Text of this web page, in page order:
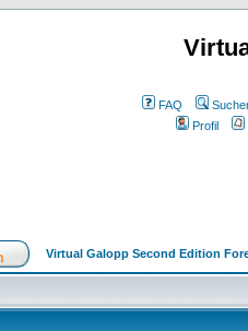
FAQ
Profil
Virtual Galopp Second Edition